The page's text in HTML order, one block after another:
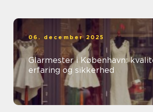
06. december 2025
Glarmester i København:
erfaring og sikkerhed